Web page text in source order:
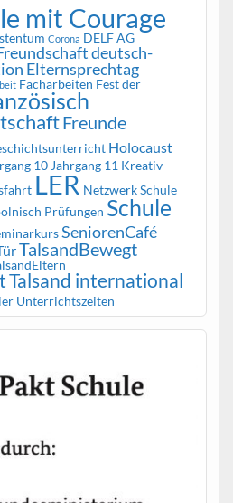
mit Courage
Corona DELF AG
deutsch-
Elternsprechtag
Facharbeiten Fest der
Freunde
Holocaust
10 Jahrgang 11 Kreativ
LER Netzwerk Schule
Prüfungen Schule
SeniorenCafé
TalsandBewegt
Talsand international
Unterrichtszeiten